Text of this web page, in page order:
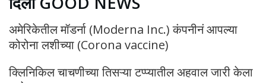
अमेरिकेतील मॉडर्ना (Moderna Inc.) कंपनीनं आपल्या
कोरोना लशीच्या (Corona vaccine)
क्लिनिकिल चाचणीच्या तिसऱ्या टप्प्यातील अहवाल जारी केला